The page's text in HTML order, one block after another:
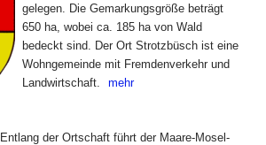
gelegen. Die Gemarkungsgröße beträgt
650 ha, wobei ca. 185 ha von Wald
bedeckt sind. Der Ort Strotzbüsch ist eine
Wohngemeinde mit Fremdenverkehr und
Landwirtschaft.
mehr
Entlang der Ortschaft führt der Maare-Mosel-